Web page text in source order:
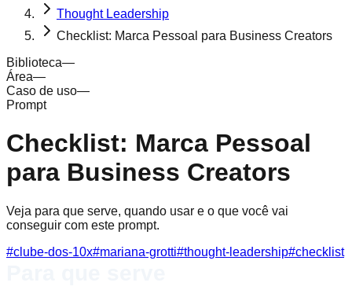
Thought Leadership
Checklist: Marca Pessoal para Business Creators
Biblioteca—
Área—
Caso de uso—
Prompt
Checklist: Marca Pessoal
para Business Creators
Veja para que serve, quando usar e o que você vai
conseguir com este prompt.
#clube-dos-10x#mariana-grotti#thought-leadership#checklist